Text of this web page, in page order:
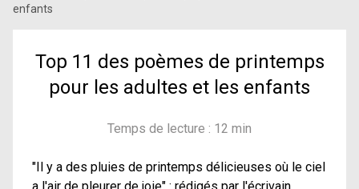
enfants
Top 11 des poèmes de printemps
pour les adultes et les enfants
Temps de lecture : 12 min
"Il y a des pluies de printemps délicieuses où le ciel